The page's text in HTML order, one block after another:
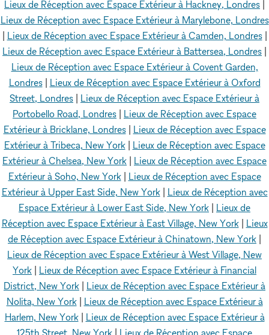
Lieux de Réception avec Espace Extérieur à Hackney, Londres
Lieux de Réception avec Espace Extérieur à Marylebone, Londres
Lieux de Réception avec Espace Extérieur à Camden, Londres|
Lieux de Réception avec Espace Extérieur à Battersea, Londres
Lieux de Réception avec Espace Extérieur à Covent Garden,
Londres| Lieux de Réception avec Espace Extérieur à Oxford
Street, Londres
Lieux de Réception avec Espace Extérieur à
Portobello Road, Londres
Lieux de Réception avec Espace
Extérieur à Bricklane, Londres| Lieux de Réception avec Espace
Extérieur à Tribeca, New York| Lieux de Réception avec Espace
Extérieur à Chelsea, New York
Lieux de Réception avec Espace
Extérieur à Soho, New York| Lieux de Réception avec Espace
Extérieur à Upper East Side, New York| Lieux de Réception avec
Espace Extérieur à Lower East Side, New York
Lieux de
Réception avec Espace Extérieur à East Village, New York| Lieux
de Réception avec Espace Extérieur à Chinatown, New York
Lieux de Réception avec Espace Extérieur à West Village, New
York
Lieux de Réception avec Espace Extérieur à Financial
District, New York
Lieux de Réception avec Espace Extérieur à
Nolita, New York| Lieux de Réception avec Espace Extérieur à
Harlem, New York| Lieux de Réception avec Espace Extérieur à
125th Street, New York
Lieux de Réception avec Espace